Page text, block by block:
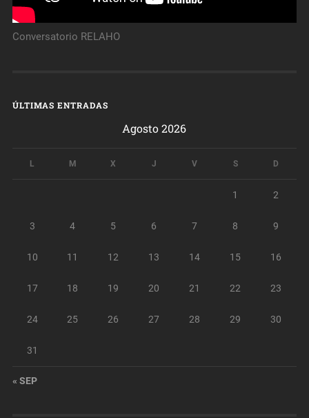
Conversatorio RELAHO
ÚLTIMAS ENTRADAS
Agosto 2026
L M X J V S D
1 2
3 4 5 6 7 8 9
10 11 12 13 14 15 16
17 18 19 20 21 22 23
24 25 26 27 28 29 30
31
« SEP